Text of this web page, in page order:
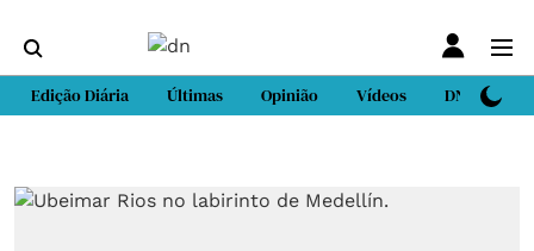
Edição Diária Últimas Opinião Vídeos DN Sport